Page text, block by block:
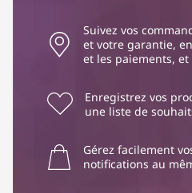
Suivez vos
et votre garantie,
et les paiements,
Enregistrez vos
une liste de
Gérez facilement
notifications au